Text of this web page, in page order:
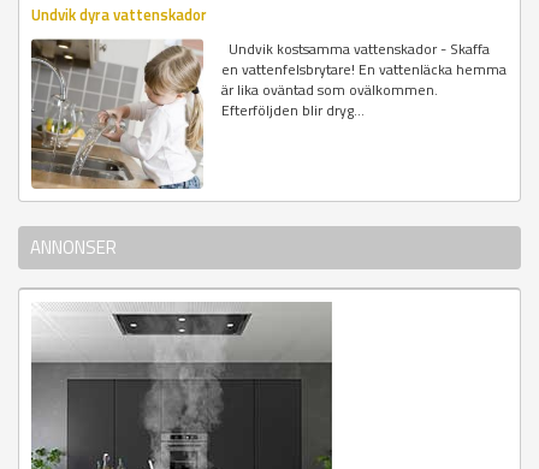
Undvik dyra vattenskador
Undvik kostsamma vattenskador - Skaffa
en vattenfelsbrytare! En vattenläcka hemma
är lika oväntad som ovälkommen.
Efterföljden blir dryg...
ANNONSER